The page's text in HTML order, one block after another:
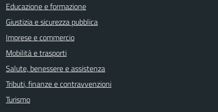
Educazione e formazione
Giustizia e sicurezza pubblica
Imprese e commercio
Mobilità e trasporti
Salute, benessere e assistenza
Tributi, finanze e contravvenzioni
Turismo